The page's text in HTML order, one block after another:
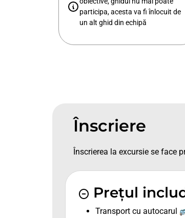
participa, acesta va fi înlocuit de
un alt ghid din echipă
Înscriere
Înscrierea la excursie se face
Prețul
Transport cu autocarul